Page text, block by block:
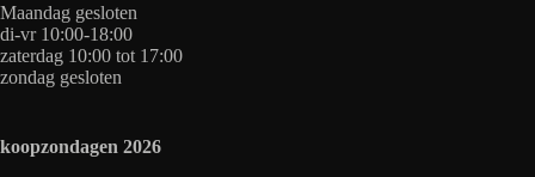
Maandag gesloten
di-vr 10:00-18:00
zaterdag 10:00 tot 17:00
zondag gesloten
koopzondagen 2026